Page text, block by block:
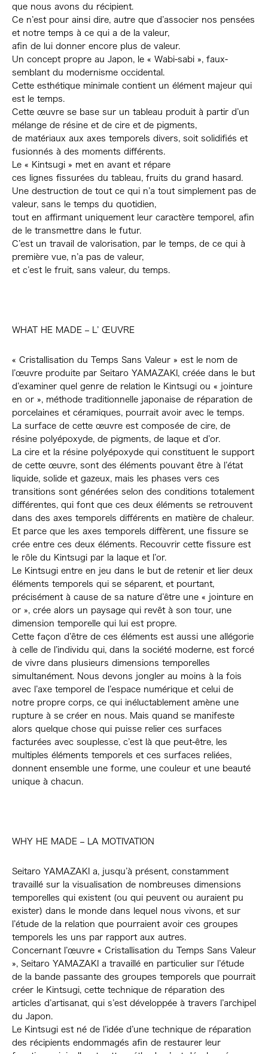
que nous avons du récipient.
Ce n’est pour ainsi dire, autre que d’associer nos pensées
et notre temps à ce qui a de la valeur,
afin de lui donner encore plus de valeur.
Un concept propre au Japon, le « Wabi-sabi », faux-
semblant du modernisme occidental.
Cette esthétique minimale contient un élément majeur qui
est le temps.
Cette œuvre se base sur un tableau produit à partir d’un
mélange de résine et de cire et de pigments,
de matériaux aux axes temporels divers, soit solidifiés et
fusionnés à des moments différents.
Le « Kintsugi » met en avant et répare
ces lignes fissurées du tableau, fruits du grand hasard.
Une destruction de tout ce qui n’a tout simplement pas de
valeur, sans le temps du quotidien,
tout en affirmant uniquement leur caractère temporel, afin
de le transmettre dans le futur.
C’est un travail de valorisation, par le temps, de ce qui à
première vue, n’a pas de valeur,
et c’est le fruit, sans valeur, du temps.
WHAT HE MADE – L’ ŒUVRE
« Cristallisation du Temps Sans Valeur » est le nom de
l’œuvre produite par Seitaro YAMAZAKI, créée dans le but
d’examiner quel genre de relation le Kintsugi ou « jointure
en or », méthode traditionnelle japonaise de réparation de
porcelaines et céramiques, pourrait avoir avec le temps.
La surface de cette œuvre est composée de cire, de
résine polyépoxyde, de pigments, de laque et d’or.
La cire et la résine polyépoxyde qui constituent le support
de cette œuvre, sont des éléments pouvant être à l’état
liquide, solide et gazeux, mais les phases vers ces
transitions sont générées selon des conditions totalement
différentes, qui font que ces deux éléments se retrouvent
dans des axes temporels différents en matière de chaleur.
Et parce que les axes temporels diffèrent, une fissure se
crée entre ces deux éléments. Recouvrir cette fissure est
le rôle du Kintsugi par la laque et l’or.
Le Kintsugi entre en jeu dans le but de retenir et lier deux
éléments temporels qui se séparent, et pourtant,
précisément à cause de sa nature d’être une « jointure en
or », crée alors un paysage qui revêt à son tour, une
dimension temporelle qui lui est propre.
Cette façon d’être de ces éléments est aussi une allégorie
à celle de l’individu qui, dans la société moderne, est forcé
de vivre dans plusieurs dimensions temporelles
simultanément. Nous devons jongler au moins à la fois
avec l’axe temporel de l’espace numérique et celui de
notre propre corps, ce qui inéluctablement amène une
rupture à se créer en nous. Mais quand se manifeste
alors quelque chose qui puisse relier ces surfaces
facturées avec souplesse, c’est là que peut-être, les
multiples éléments temporels et ces surfaces reliées,
donnent ensemble une forme, une couleur et une beauté
unique à chacun.
WHY HE MADE – LA MOTIVATION
Seitaro YAMAZAKI a, jusqu’à présent, constamment
travaillé sur la visualisation de nombreuses dimensions
temporelles qui existent (ou qui peuvent ou auraient pu
exister) dans le monde dans lequel nous vivons, et sur
l’étude de la relation que pourraient avoir ces groupes
temporels les uns par rapport aux autres.
Concernant l’œuvre « Cristallisation du Temps Sans Valeur
», Seitaro YAMAZAKI a travaillé en particulier sur l’étude
de la bande passante des groupes temporels que pourrait
créer le Kintsugi, cette technique de réparation des
articles d’artisanat, qui s’est développée à travers l’archipel
du Japon.
Le Kintsugi est né de l’idée d’une technique de réparation
des récipients endommagés afin de restaurer leur